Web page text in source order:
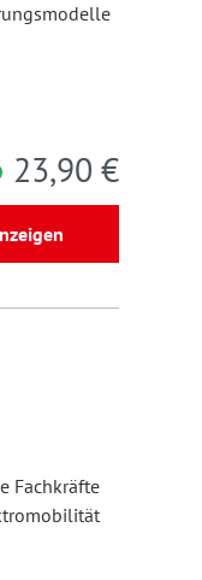
23,90 €
Fachkräfte